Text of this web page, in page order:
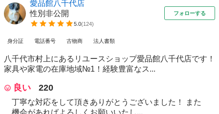
愛品館八千代店
性別非公開
5.0(124)
フォローする
身分証 電話番号 古物商 法人書類
八千代市村上にあるリユースショップ愛品館八千代店です！
家具や家電の在庫地域№1！経験豊富なス...
良い 220
丁寧な対応をして頂きありがとうございました！ また
機会があればよろしくお願いいたし...